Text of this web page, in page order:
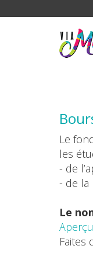
Le
les
- de
- de la
Le
Faites